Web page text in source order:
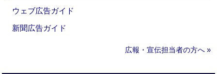
ウェブ広告ガイド
新聞広告ガイド
広報・宣伝担当者の方へ »